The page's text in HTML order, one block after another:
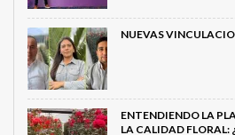
NUEVAS
ENTENDIENDO LA
LA CALIDAD FLORAL: